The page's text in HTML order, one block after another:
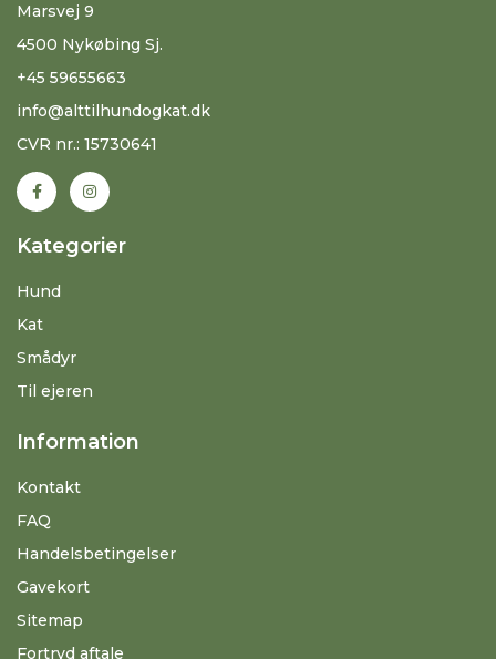
Marsvej 9
4500 Nykøbing Sj.
+45 59655663
info@alttilhundogkat.dk
CVR nr.: 15730641
Kategorier
Hund
Kat
Smådyr
Til ejeren
Information
Kontakt
FAQ
Handelsbetingelser
Gavekort
Sitemap
Fortryd aftale